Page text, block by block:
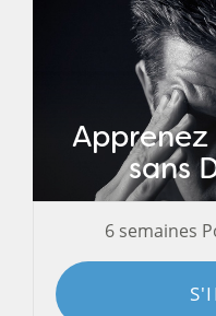
sans
6 semaines